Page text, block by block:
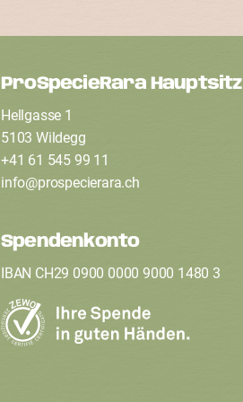
F
o
o
t
e
r
ProSpecieRara Hauptsitz
Hellgasse 1
5103 Wildegg
+41 61 545 99 11
info@prospecierara.ch
Spendenkonto
IBAN CH29 0900 0000 9000 1480 3